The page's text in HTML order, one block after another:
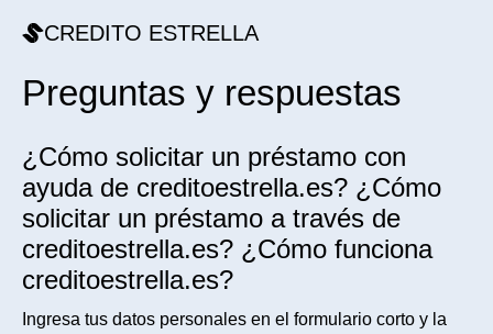
CREDITO ESTRELLA
Preguntas y respuestas
¿Cómo solicitar un préstamo con
ayuda de creditoestrella.es? ¿Cómo
solicitar un préstamo a través de
creditoestrella.es? ¿Cómo funciona
creditoestrella.es?
Ingresa tus datos personales en el formulario corto y la